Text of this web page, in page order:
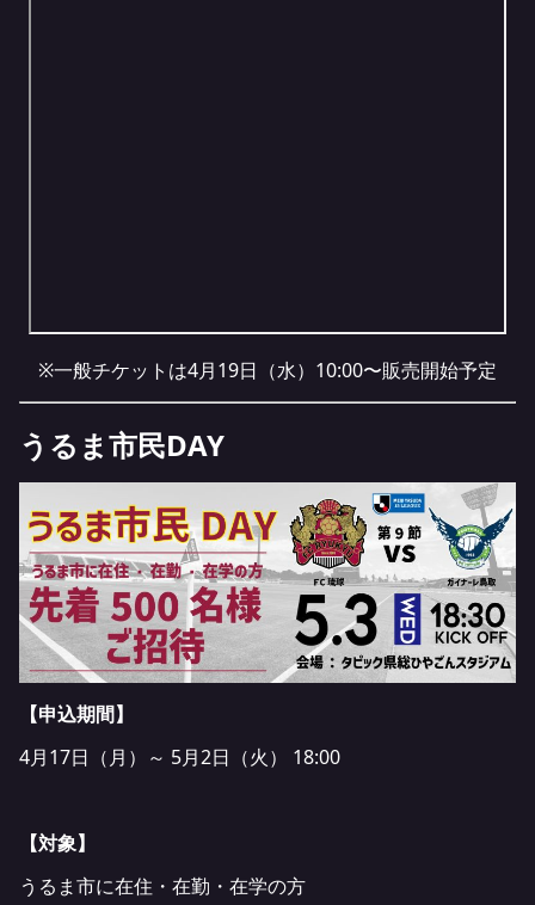
※一般チケットは4月19日（水）10:00〜販売開始予定
うるま市民DAY
【申込期間】
4月17日（月）～ 5月2日（火） 18:00
【対象】
うるま市に在住・在勤・在学の方